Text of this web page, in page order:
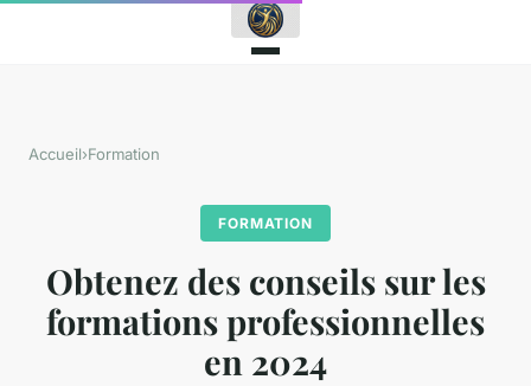
Accueil›Formation
FORMATION
Obtenez des conseils sur les
formations professionnelles
en 2024